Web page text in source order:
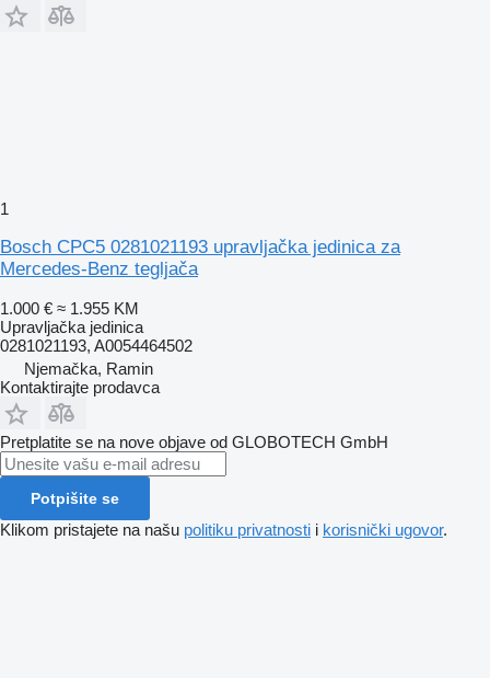
1
Bosch CPC5 0281021193 upravljačka jedinica za
Mercedes-Benz tegljača
1.000 € ≈ 1.955 KM
Upravljačka jedinica
0281021193, A0054464502
Njemačka, Ramin
Kontaktirajte prodavca
Pretplatite se na nove objave od GLOBOTECH GmbH
Potpišite se
Klikom pristajete na našu politiku privatnosti i korisnički ugovor.